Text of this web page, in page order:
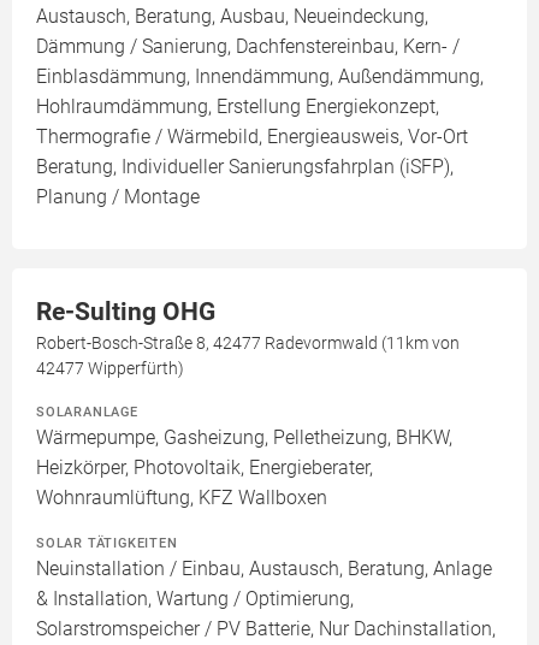
Austausch, Beratung, Ausbau, Neueindeckung,
Dämmung / Sanierung, Dachfenstereinbau, Kern- /
Einblasdämmung, Innendämmung, Außendämmung,
Hohlraumdämmung, Erstellung Energiekonzept,
Thermografie / Wärmebild, Energieausweis, Vor-Ort
Beratung, Individueller Sanierungsfahrplan (iSFP),
Planung / Montage
Re-Sulting OHG
Robert-Bosch-Straße 8, 42477 Radevormwald (11km von
42477 Wipperfürth)
SOLARANLAGE
Wärmepumpe, Gasheizung, Pelletheizung, BHKW,
Heizkörper, Photovoltaik, Energieberater,
Wohnraumlüftung, KFZ Wallboxen
SOLAR TÄTIGKEITEN
Neuinstallation / Einbau, Austausch, Beratung, Anlage
& Installation, Wartung / Optimierung,
Solarstromspeicher / PV Batterie, Nur Dachinstallation,